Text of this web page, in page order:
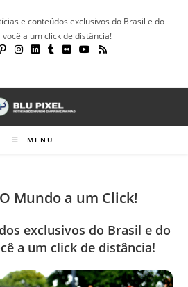
e conteúdos exclusivos do Brasil e do
a um click de distância!
MENU
Mundo a um Click!
exclusivos do Brasil e do
a um click de distância!